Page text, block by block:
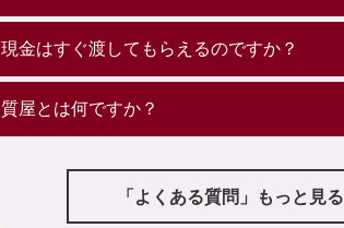
現金はすぐ渡してもらえるのですか？
質屋とは何ですか？
「よくある質問」もっと見る